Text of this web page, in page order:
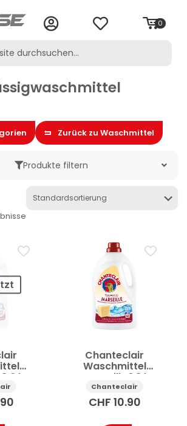
0
Zurück zu Waschmittel
Produkte filtern
& -pflege
Flüssigwaschmittel
✕ Alle Filter zurücksetzen
l
Chanteclair
Waschmittel
Marseille 1.8 l
Chanteclair
CHF 10.90